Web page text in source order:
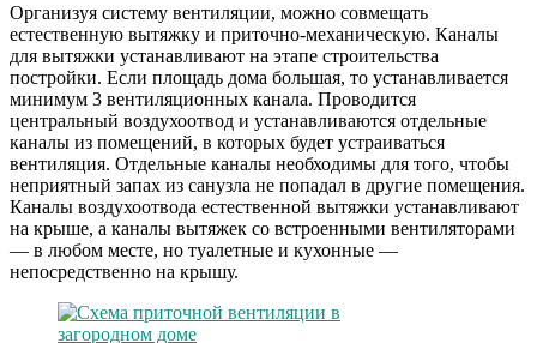
Организуя систему вентиляции, можно совмещать
естественную вытяжку и приточно-механическую. Каналы
для вытяжки устанавливают на этапе строительства
постройки. Если площадь дома большая, то устанавливается
минимум 3 вентиляционных канала. Проводится
центральный воздухоотвод и устанавливаются отдельные
каналы из помещений, в которых будет устраиваться
вентиляция. Отдельные каналы необходимы для того, чтобы
неприятный запах из санузла не попадал в другие помещения.
Каналы воздухоотвода естественной вытяжки устанавливают
на крыше, а каналы вытяжек со встроенными вентиляторами
— в любом месте, но туалетные и кухонные —
непосредственно на крышу.